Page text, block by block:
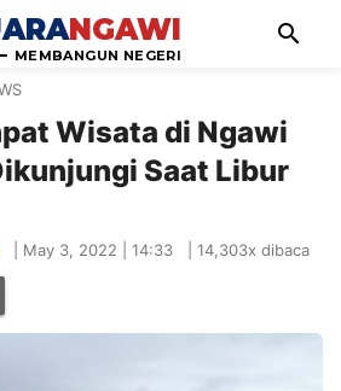
NGAWI
MEMBANGUN NEGERI
search
Wisata di Ngawi
Saat Libur
May 3, 2022 | 14:33 14,303x dibaca